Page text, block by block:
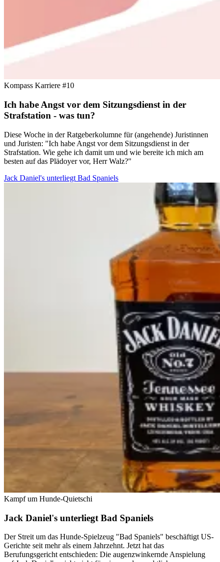
Kompass Karriere #10
Ich habe Angst vor dem Sitzungsdienst in der
Strafstation - was tun?
Diese Woche in der Ratgeberkolumne für (angehende) Juristinnen
und Juristen: "Ich habe Angst vor dem Sitzungsdienst in der
Strafstation. Wie gehe ich damit um und wie bereite ich mich am
besten auf das Plädoyer vor, Herr Walz?"
Jack Daniel's unterliegt Bad Spaniels
Kampf um Hunde-Quietschi
Jack Daniel's unterliegt Bad Spaniels
Der Streit um das Hunde-Spielzeug "Bad Spaniels" beschäftigt US-
Gerichte seit mehr als einem Jahrzehnt. Jetzt hat das
Berufungsgericht entschieden: Die augenzwinkernde Anspielung